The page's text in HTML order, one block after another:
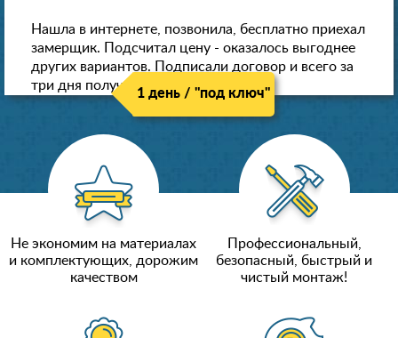
Нашла в интернете, позвонила, бесплатно приехал
замерщик. Подсчитал цену - оказалось выгоднее
других вариантов. Подписали договор и всего за
три дня получили новые потолки!
1 день / "под ключ"
Не экономим на материалах
и комплектующих, дорожим
качеством
Профессиональный,
безопасный, быстрый и
чистый монтаж!